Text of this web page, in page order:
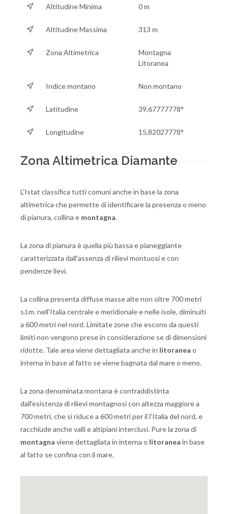
Altitudine Minima 0 m
Altitudine Massima 313 m
Zona Altimetrica
Montagna
Litoranea
Indice montano Non montano
Latitudine 39,67777778°
Longitudine 15,82027778°
Zona Altimetrica Diamante
L'Istat classifica tutti comuni anche in base la zona
altimetrica che permette di identificare la presenza o meno
di pianura, collina e montagna.
La zona di pianura è quella più bassa e pianeggiante
caratterizzata dall'assenza di rilievi montuosi e con
pendenze lievi.
La collina presenta diffuse masse alte non oltre 700 metri
s.l.m. nell'Italia centrale e meridionale e nelle isole, diminuiti
a 600 metri nel nord. Limitate zone che escono da questi
limiti non vengono prese in considerazione se di dimensioni
ridotte. Tale area viene dettagliata anche in litoranea o
interna in base al fatto se viene bagnata dal mare o meno.
La zona denominata montana è contraddistinta
dall'esistenza di rilievi montagnosi con altezza maggiore a
700 metri, che si riduce a 600 metri per il l'Italia del nord, e
racchiude anche valli e altipiani interclusi. Pure la zona di
montagna viene dettagliata in interna o litoranea in base
al fatto se confina con il mare.